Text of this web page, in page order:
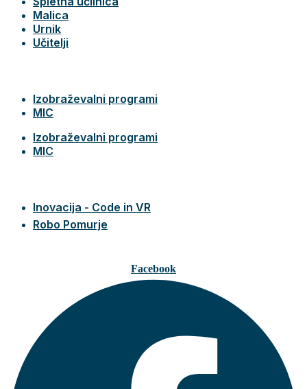
Malica
Urnik
Učitelji
Izobraževalni programi
MIC
Izobraževalni programi
MIC
Inovacija - Code in VR
Robo Pomurje
Facebook